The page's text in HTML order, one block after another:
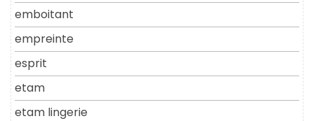
emboitant
empreinte
esprit
etam
etam lingerie